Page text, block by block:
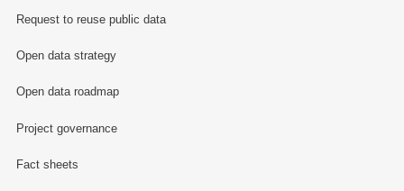
Request to reuse public data
Open data strategy
Open data roadmap
Project governance
Fact sheets